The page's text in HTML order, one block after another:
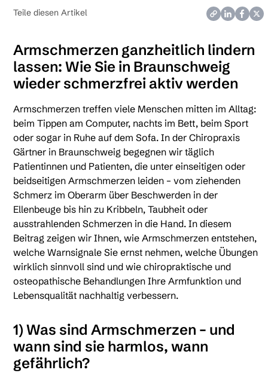
Teile diesen Artikel
Armschmerzen ganzheitlich lindern
lassen: Wie Sie in Braunschweig
wieder schmerzfrei aktiv werden
Armschmerzen treffen viele Menschen mitten im Alltag:
beim Tippen am Computer, nachts im Bett, beim Sport
oder sogar in Ruhe auf dem Sofa. In der Chiropraxis
Gärtner in Braunschweig begegnen wir täglich
Patientinnen und Patienten, die unter einseitigen oder
beidseitigen Armschmerzen leiden – vom ziehenden
Schmerz im Oberarm über Beschwerden in der
Ellenbeuge bis hin zu Kribbeln, Taubheit oder
ausstrahlenden Schmerzen in die Hand. In diesem
Beitrag zeigen wir Ihnen, wie Armschmerzen entstehen,
welche Warnsignale Sie ernst nehmen, welche Übungen
wirklich sinnvoll sind und wie chiropraktische und
osteopathische Behandlungen Ihre Armfunktion und
Lebensqualität nachhaltig verbessern.
1) Was sind Armschmerzen – und
wann sind sie harmlos, wann
gefährlich?